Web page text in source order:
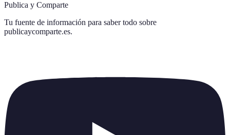
Publica y Comparte
Tu fuente de información para saber todo sobre
publicaycomparte.es.